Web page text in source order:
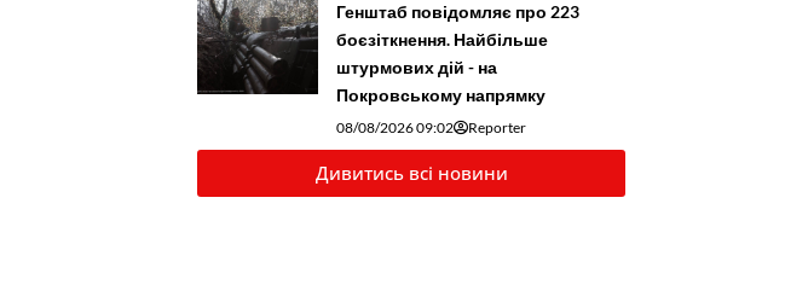
Генштаб повідомляє про 223
боєзіткнення. Найбільше
штурмових дій - на
Покровському напрямку
08/08/2026 09:02 Reporter
Дивитись всі новини